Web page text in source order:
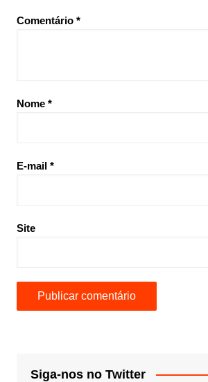
Comentário *
Nome *
E-mail *
Site
Siga-nos no Twitter